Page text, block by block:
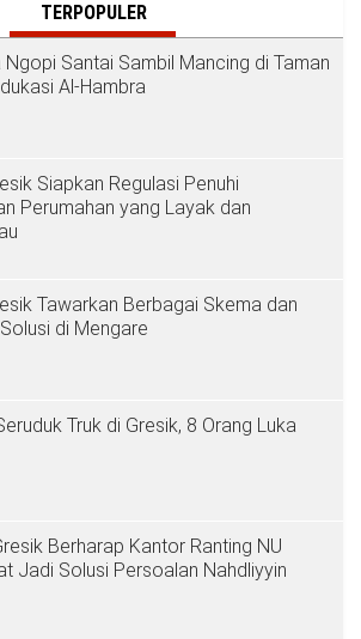
TERPOPULER
Ngopi Santai Sambil Mancing di Taman
Al-Hambra
Siapkan Regulasi Penuhi
Perumahan yang Layak dan
Tawarkan Berbagai Skema dan
di Mengare
Truk di Gresik, 8 Orang Luka
Berharap Kantor Ranting NU
Jadi Solusi Persoalan Nahdliyyin